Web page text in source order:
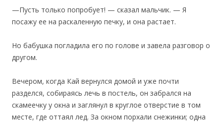
—Пусть только попробует! — сказал мальчик. — Я
посажу ее на раскаленную печку, и она растает.
Но бабушка погладила его по голове и завела разговор о
другом.
Вечером, когда Кай вернулся домой и уже почти
разделся, собираясь лечь в постель, он забрался на
скамеечку у окна и заглянул в круглое отверстие в том
месте, где оттаял лед. За окном порхали снежинки; одна